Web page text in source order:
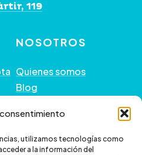
utilizamos tecnologías como
a la información del
119
NOSOTROS
Quienes somos
Blog
+ INFORMACIÓN